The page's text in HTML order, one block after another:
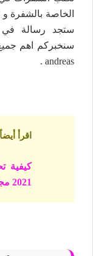
الخاصة بالشفرة و
ستجد رسالة في
andreas .
اقرأ أيضاً
كيفية
2021 مجانا رابط مباشر